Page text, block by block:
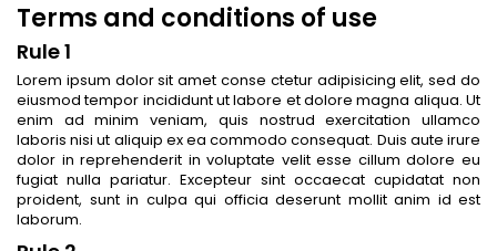
Terms and conditions of use
Rule 1
Lorem ipsum dolor sit amet conse ctetur adipisicing elit, sed do
eiusmod tempor incididunt ut labore et dolore magna aliqua. Ut
enim ad minim veniam, quis nostrud exercitation ullamco
laboris nisi ut aliquip ex ea commodo consequat. Duis aute irure
dolor in reprehenderit in voluptate velit esse cillum dolore eu
fugiat nulla pariatur. Excepteur sint occaecat cupidatat non
proident, sunt in culpa qui officia deserunt mollit anim id est
laborum.